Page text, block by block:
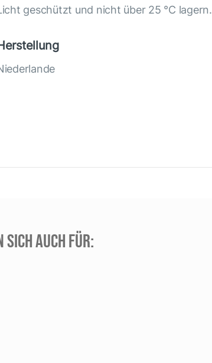
geschützt und nicht über 25 °C lagern.
SICH AUCH FÜR: